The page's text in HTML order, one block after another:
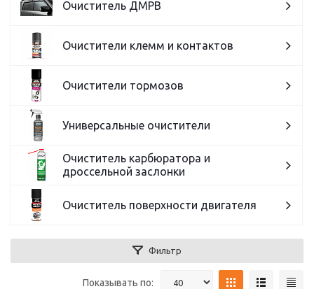
Очиститель ДМРВ
Очистители клемм и контактов
Очистители тормозов
Универсальные очистители
Очиститель карбюратора и
дроссельной заслонки
Очиститель поверхности двигателя
Фильтр
Показывать по: